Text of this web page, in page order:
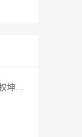
具有耐磨强
常州工业污水处理设备自动控制 权坤环保 加工定制